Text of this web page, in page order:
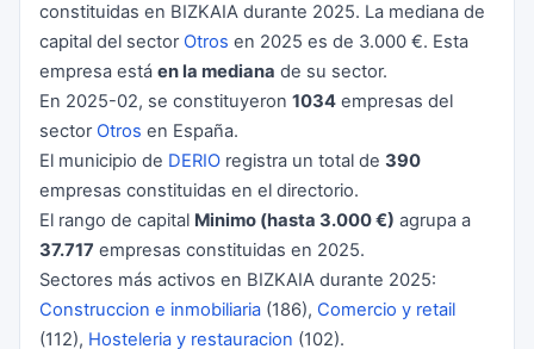
constituidas en BIZKAIA durante 2025. La mediana de
capital del sector Otros en 2025 es de 3.000 €. Esta
empresa está en la mediana de su sector.
En 2025-02, se constituyeron 1034 empresas del
sector Otros en España.
El municipio de DERIO registra un total de 390
empresas constituidas en el directorio.
El rango de capital Minimo (hasta 3.000 €) agrupa a
37.717 empresas constituidas en 2025.
Sectores más activos en BIZKAIA durante 2025:
Construccion e inmobiliaria (186), Comercio y retail
(112), Hosteleria y restauracion (102).